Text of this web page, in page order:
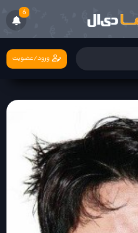
6
ورود/عضویت